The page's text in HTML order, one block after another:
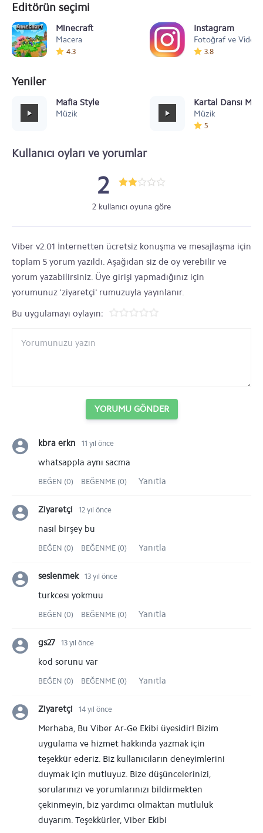
Editörün seçimi
Minecraft
Macera
4.3
Instagram
Fotoğraf ve Video
3.8
Yeniler
Mafia Style
Müzik
Kartal Dansı
Müzik
5
Kullanıcı oyları ve yorumlar
2
2 kullanıcı oyuna göre
Viber v2.01 İnternetten ücretsiz konuşma ve mesajlaşma için
toplam 5 yorum yazıldı. Aşağıdan siz de oy verebilir ve
yorum yazabilirsiniz. Üye girişi yapmadığınız için
yorumunuz 'ziyaretçi' rumuzuyla yayınlanır.
Bu uygulamayı oylayın:
YORUMU GÖNDER
kbra erkn 11 yıl önce
whatsappla aynı sacma
BEĞEN (0) BEĞENME (0) Yanıtla
Ziyaretçi 12 yıl önce
nasıl birşey bu
BEĞEN (0) BEĞENME (0) Yanıtla
seslenmek 13 yıl önce
turkcesı yokmuu
BEĞEN (0) BEĞENME (0) Yanıtla
gs27 13 yıl önce
kod sorunu var
BEĞEN (0) BEĞENME (0) Yanıtla
Ziyaretçi 14 yıl önce
Merhaba, Bu Viber Ar-Ge Ekibi üyesidir! Bizim
uygulama ve hizmet hakkında yazmak için
teşekkür ederiz. Biz kullanıcıların deneyimlerini
duymak için mutluyuz. Bize düşüncelerinizi,
sorularınızı ve yorumlarınızı bildirmekten
çekinmeyin, biz yardımcı olmaktan mutluluk
duyarım. Teşekkürler, Viber Ekibi